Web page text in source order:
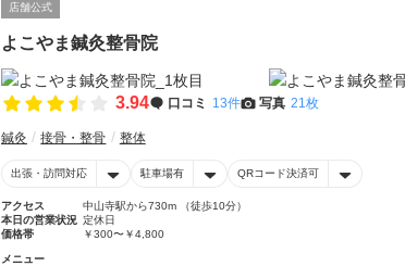
店舗公式
よこやま鍼灸整骨院
3.94 口コミ 13件 写真 21枚
鍼灸 接骨・整骨 整体
出張・訪問対応 駐車場有 QRコード決済可
アクセス
中山寺駅から730m （徒歩10分）
本日の営業状況 定休日
価格帯
￥300〜￥4,800
メニュー